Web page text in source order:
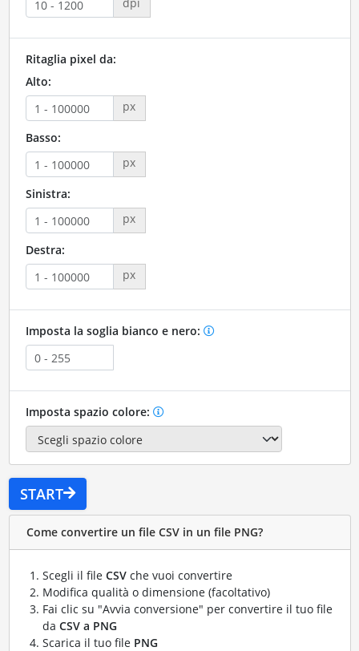
dpi
Ritaglia pixel da:
Alto:
px
Basso:
px
Sinistra:
px
Destra:
px
Imposta la soglia bianco e nero:
Imposta spazio colore:
START
Come convertire un file CSV in un file PNG?
Scegli il file CSVche vuoi convertire
Modifica qualità o dimensione (facoltativo)
Fai clic su "Avvia conversione" per convertire il tuo file
da CSV a PNG
Scarica il tuo file PNG